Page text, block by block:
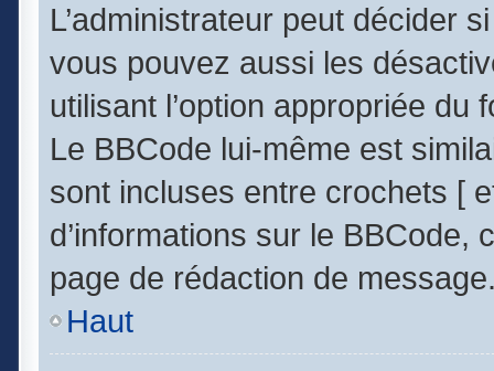
L’administrateur peut décider
vous pouvez aussi les
utilisant l’option appropriée
Le BBCode lui-même est
sont incluses entre crochets [
d’informations sur le BBCode,
page de rédaction de
Haut